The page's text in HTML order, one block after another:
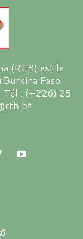
(RTB) est la
Faso.
Tél : (+226) 25